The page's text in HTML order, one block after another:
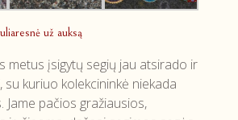
už auksą
metus įsigytų segių jau atsirado ir
su kuriuo kolekcininkė niekada
Jame pačios gražiausios,